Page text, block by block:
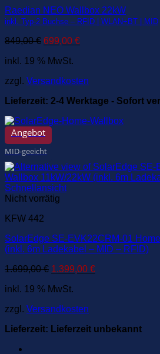
Raedian NEO Wallbox 22kW
inkl. Typ-2 Buchse – RFID | WLAN+BT | MID
849,00€ Ursprünglicher
war:
699,00 €Aktueller
inkl. 19 % MwSt.
zzgl. Versandkosten
Lieferzeit: 2-4 Werktage - Sofort
Angebot
MID-geeicht
Schnellansicht
Nicht vorrätig
KFW 442
SolarEdge SE-EVK22CRM-01
(inkl. 6m Ladekabel – MID – RFID)
1.699,00€ Ursprünglicher
war:
1.399,00 €Aktueller
inkl. 19 % MwSt.
zzgl. Versandkosten
Lieferzeit: Lieferzeit unbekannt